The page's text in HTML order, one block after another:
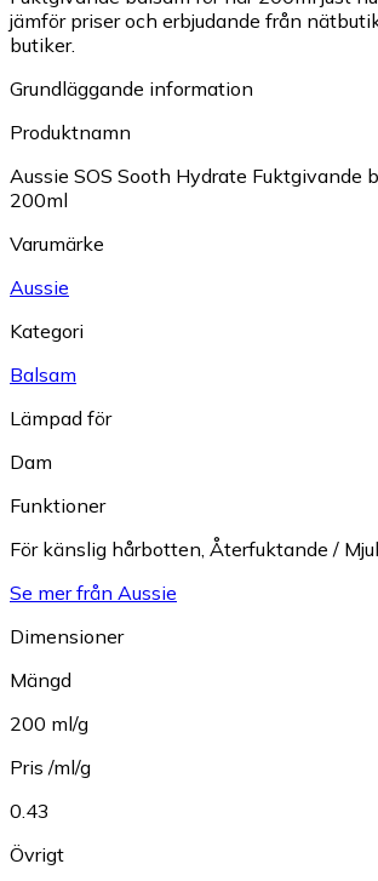
jämför priser och erbjudande från
butiker.
Grundläggande information
Produktnamn
Aussie SOS Sooth Hydrate Fuktgivande
200ml
Varumärke
Aussie
Kategori
Balsam
Lämpad för
Dam
Funktioner
För känslig hårbotten Återfuktande /
Se mer från Aussie
Dimensioner
Mängd
200 ml/g
Pris /ml/g
0.43
Övrigt